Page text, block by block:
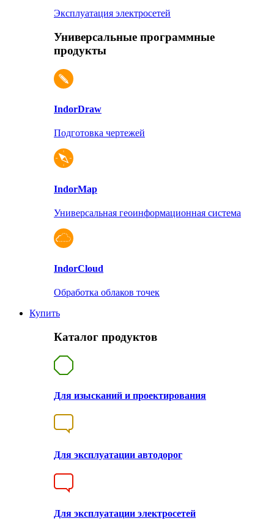
Эксплуатация электросетей
Универсальные программные
продукты
IndorDraw
Подготовка чертежей
IndorMap
Универсальная геоинформационная система
IndorCloud
Обработка облаков точек
Купить
Каталог продуктов
Для изысканий и проектирования
Для эксплуатации автодорог
Для эксплуатации электросетей